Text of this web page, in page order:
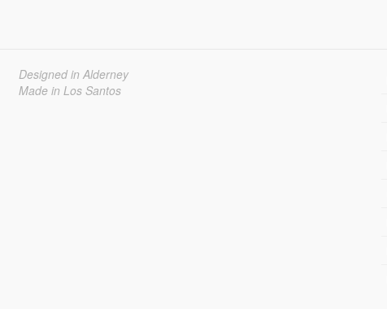
Designed in Alderney
Made in Los Santos